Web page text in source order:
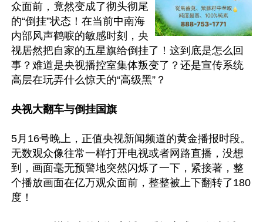
众面前，竟然变成了彻头彻尾
的“倒挂”状态！在当前中南海
内部风声鹤唳的敏感时刻，央
视居然把自家的五星旗给倒挂了！这到底是怎么回
事？难道是央视播控室集体叛变了？还是宣传系统
高层在玩弄什么惊天的“高级黑”？
央视大翻车与倒挂国旗
5月16号晚上，正值央视新闻频道的黄金播报时段。
无数观众像往常一样打开电视或者网路直播，没想
到，画面毫无预警地突然闪烁了一下，紧接著，整
个播放画面在亿万观众面前，整整被上下翻转了180
度！